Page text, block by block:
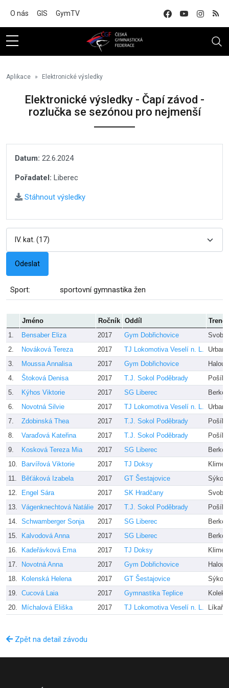
O nás GIS GymTV
Aplikace Elektronické výsledky
Elektronické výsledky - Čapí závod -
rozlučka se sezónou pro nejmenší
Datum: 22.6.2024
Pořadatel: Liberec
Stáhnout výsledky
Sport: sportovní gymnastika žen
Jméno Ročník Oddíl
Trenér
1.
Bensaber Eliza 2017 Gym Dobřichovice
2.
Nováková Tereza 2017 TJ Lokomotiva Veselí n. L.
3.
Moussa Annalisa 2017 Gym Dobřichovice
4.
Štoková Denisa 2017 T.J. Sokol Poděbrady
5.
Kýhos Viktorie 2017 SG Liberec
6.
Novotná Silvie 2017 TJ Lokomotiva Veselí n. L.
7.
Zdobinská Thea 2017 T.J. Sokol Poděbrady
8.
Varaďová Kateřina 2017 T.J. Sokol Poděbrady
9.
Kosková Tereza Mia 2017 SG Liberec
10.
Barvířová Viktorie 2017 TJ Doksy
11.
Běťáková Izabela 2017 GT Šestajovice
12.
Engel Sára 2017 SK Hradčany
13. Vágenknechtová Natálie 2017 T.J. Sokol Poděbrady
14. Schwamberger Sonja 2017 SG Liberec
15.
Kalvodová Anna 2017 SG Liberec
16.
Kadeřávková Ema 2017 TJ Doksy
17.
Novotná Anna 2017 Gym Dobřichovice
18.
Kolenská Helena 2017 GT Šestajovice
19. Cucová Laia 2017 Gymnastika Teplice
20.
Míchalová Eliška 2017 TJ Lokomotiva Veselí n. L.
Zpět na detail závodu